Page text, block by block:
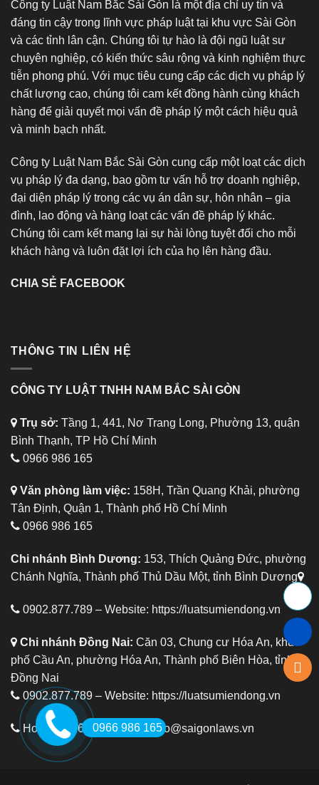
Công ty Luật Nam Bắc Sài Gòn là một địa chỉ uy tín và
đáng tin cậy trong lĩnh vực pháp luật tại khu vực Sài Gòn
và các tỉnh lân cận. Chúng tôi tự hào là đội ngũ luật sư
chuyên nghiệp, có kiến thức sâu rộng và kinh nghiệm thực
tiễn phong phú. Với mục tiêu cung cấp các dịch vụ pháp lý
chất lượng cao, chúng tôi cam kết đồng hành cùng khách
hàng để giải quyết mọi vấn đề pháp lý một cách hiệu quả
và minh bạch nhất.
Công ty Luật Nam Bắc Sài Gòn cung cấp một loạt các dịch
vụ pháp lý đa dạng, bao gồm tư vấn hỗ trợ doanh nghiệp,
đại diện pháp lý trong các vụ án dân sự, hôn nhân – gia
đình, lao động và hàng loạt các vấn đề pháp lý khác.
Chúng tôi cam kết mang lại sự hài lòng tuyệt đối cho mỗi
khách hàng và luôn đặt lợi ích của họ lên hàng đầu.
CHIA SẺ FACEBOOK
THÔNG TIN LIÊN HỆ
CÔNG TY LUẬT TNHH NAM BẮC SÀI GÒN
Trụ sở: Tầng 1, 441, Nơ Trang Long, Phường 13, quận
Bình Thạnh, TP Hồ Chí Minh
0966 986 165
Văn phòng làm việc: 158H, Trần Quang Khải, phường
Tân Định, Quận 1, Thành phố Hồ Chí Minh
0966 986 165
Chi nhánh Bình Dương: 153, Thích Quảng Đức, phường
Chánh Nghĩa, Thành phố Thủ Dầu Một, tỉnh Bình Dương
0902.877.789 – Website: https://luatsumiendong.vn
Chi nhánh Đồng Nai: Căn 03, Chung cư Hóa An, khu
phố Cầu An, phường Hóa An, Thành phố Biên Hòa, tỉnh
Đồng Nai
0902.877.789 – Website: https://luatsumiendong.vn
Hotline: 0966 986 165 info@saigonlaws.vn
0966 986 165